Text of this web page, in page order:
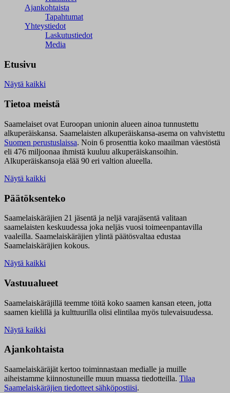
Ajankohtaista
Tapahtumat
Yhteystiedot
Laskutustiedot
Media
Etusivu
Näytä kaikki
Tietoa meistä
Saamelaiset ovat Euroopan unionin alueen ainoa tunnustettu
alkuperäiskansa. Saamelaisten alkuperäiskansa-asema on vahvistettu
Suomen perustuslaissa. Noin 6 prosenttia koko maailman väestöstä
eli 476 miljoonaa ihmistä kuuluu alkuperäiskansoihin.
Alkuperäiskansoja elää 90 eri valtion alueella.
Näytä kaikki
Päätöksenteko
Saamelaiskäräjien 21 jäsentä ja neljä varajäsentä valitaan
saamelaisten keskuudessa joka neljäs vuosi toimeenpantavilla
vaaleilla. Saamelaiskäräjien ylintä päätösvaltaa edustaa
Saamelaiskäräjien kokous.
Näytä kaikki
Vastuualueet
Saamelaiskäräjillä teemme töitä koko saamen kansan eteen, jotta
saamen kielillä ja kulttuurilla olisi elintilaa myös tulevaisuudessa.
Näytä kaikki
Ajankohtaista
Saamelaiskäräjät kertoo toiminnastaan medialle ja muille
aiheistamme kiinnostuneille muun muassa tiedotteilla. Tilaa
Saamelaiskäräjien tiedotteet sähköpostiisi.